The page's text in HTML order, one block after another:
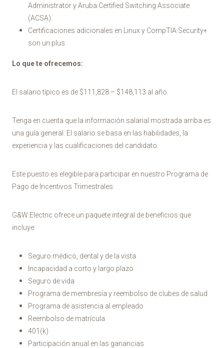
Administrator y Aruba Certified Switching Associate
(ACSA).
Certificaciones adicionales en Linux y CompTIA Security+
son un plus.
Lo que te ofrecemos:
El salario típico es de $111,828 – $148,113 al año.
Tenga en cuenta que la información salarial mostrada arriba es
una guía general. El salario se basa en las habilidades, la
experiencia y las cualificaciones del candidato.
Este puesto es elegible para participar en nuestro Programa de
Pago de Incentivos Trimestrales.
G&W Electric ofrece un paquete integral de beneficios que
incluye:
Seguro médico, dental y de la vista
Incapacidad a corto y largo plazo
Seguro de vida
Programa de membresía y reembolso de clubes de salud
Programa de asistencia al empleado
Reembolso de matrícula
401(k)
Participación anual en las ganancias